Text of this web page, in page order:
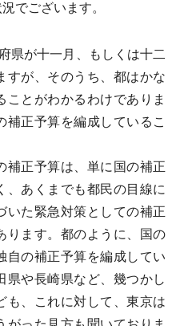
でございます。
県が十一月、もしくは十二
すが、そのうち、都はかな
ことがわかるわけでありま
正予算を編成しているこ
正予算は、単に国の補正
、あくまでも都民の目線に
いた緊急対策としての補正
ります。都のように、国の
自の補正予算を編成してい
県や長崎県など、幾つかし
も、これに対して、東京は